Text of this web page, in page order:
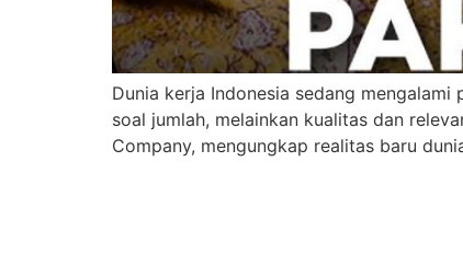
Dunia kerja Indonesia sedang
soal jumlah, melainkan kualitas dan
Company, mengungkap realitas baru